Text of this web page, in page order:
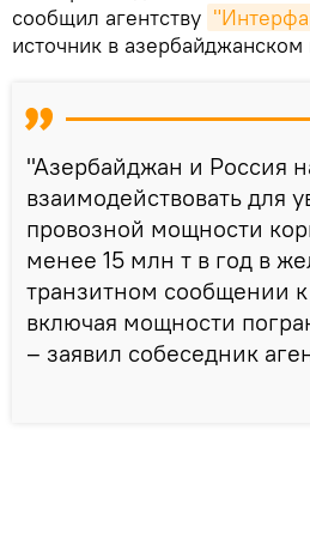
сообщил агентству
источник в азербайджанском
"Азербайджан и Россия
взаимодействовать для
провозной мощности
менее 15 млн т в год в
транзитном сообщении к
включая мощности
– заявил собеседник